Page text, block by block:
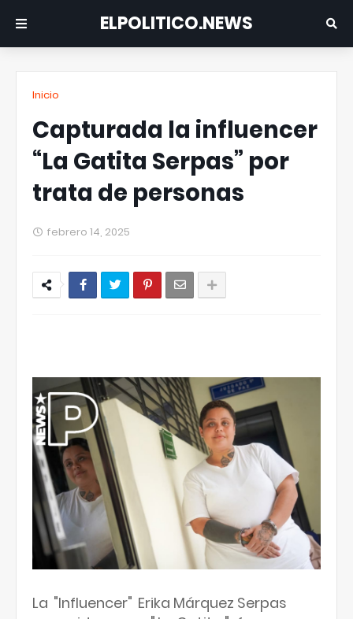
ELPOLITICO.NEWS
Inicio
Capturada la influencer
“La Gatita Serpas” por
trata de personas
febrero 14, 2025
La "Influencer" Erika Márquez Serpas